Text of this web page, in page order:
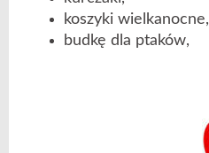
koszyki wielkanocne,
budkę dla ptaków,